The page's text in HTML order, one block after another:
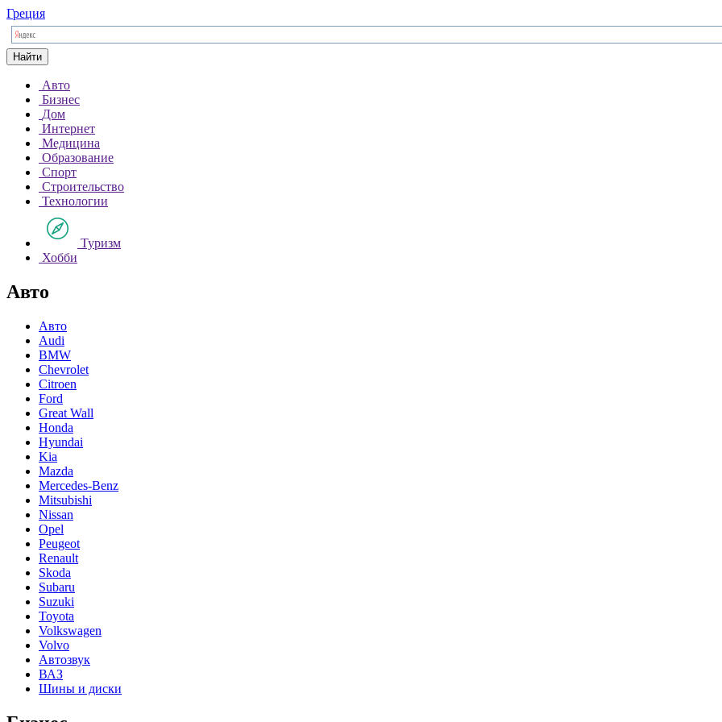
Греция
Найти
Авто
Бизнес
Дом
Интернет
Медицина
Образование
Спорт
Строительство
Технологии
Туризм
Хобби
Авто
Авто
Audi
BMW
Chevrolet
Citroen
Ford
Great Wall
Honda
Hyundai
Kia
Mazda
Mercedes-Benz
Mitsubishi
Nissan
Opel
Peugeot
Renault
Skoda
Subaru
Suzuki
Toyota
Volkswagen
Volvo
Автозвук
ВАЗ
Шины и диски